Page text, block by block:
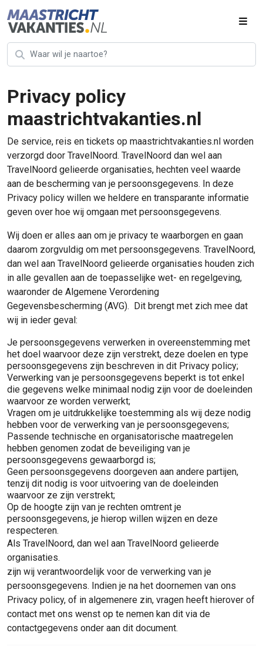
Privacy policy
maastrichtvakanties.nl
De service, reis en tickets op maastrichtvakanties.nl worden
verzorgd door TravelNoord. TravelNoord dan wel aan
TravelNoord gelieerde organisaties, hechten veel waarde
aan de bescherming van je persoonsgegevens. In deze
Privacy policy willen we heldere en transparante informatie
geven over hoe wij omgaan met persoonsgegevens.
Wij doen er alles aan om je privacy te waarborgen en gaan
daarom zorgvuldig om met persoonsgegevens. TravelNoord,
dan wel aan TravelNoord gelieerde organisaties houden zich
in alle gevallen aan de toepasselijke wet- en regelgeving,
waaronder de Algemene Verordening
Gegevensbescherming (AVG). Dit brengt met zich mee dat
wij in ieder geval:
Je persoonsgegevens verwerken in overeenstemming met
het doel waarvoor deze zijn verstrekt, deze doelen en type
persoonsgegevens zijn beschreven in dit Privacy policy;
Verwerking van je persoonsgegevens beperkt is tot enkel
die gegevens welke minimaal nodig zijn voor de doeleinden
waarvoor ze worden verwerkt;
Vragen om je uitdrukkelijke toestemming als wij deze nodig
hebben voor de verwerking van je persoonsgegevens;
Passende technische en organisatorische maatregelen
hebben genomen zodat de beveiliging van je
persoonsgegevens gewaarborgd is;
Geen persoonsgegevens doorgeven aan andere partijen,
tenzij dit nodig is voor uitvoering van de doeleinden
waarvoor ze zijn verstrekt;
Op de hoogte zijn van je rechten omtrent je
persoonsgegevens, je hierop willen wijzen en deze
respecteren.
Als TravelNoord, dan wel aan TravelNoord gelieerde
organisaties.
zijn wij verantwoordelijk voor de verwerking van je
persoonsgegevens. Indien je na het doornemen van ons
Privacy policy, of in algemenere zin, vragen heeft hierover of
contact met ons wenst op te nemen kan dit via de
contactgegevens onder aan dit document.